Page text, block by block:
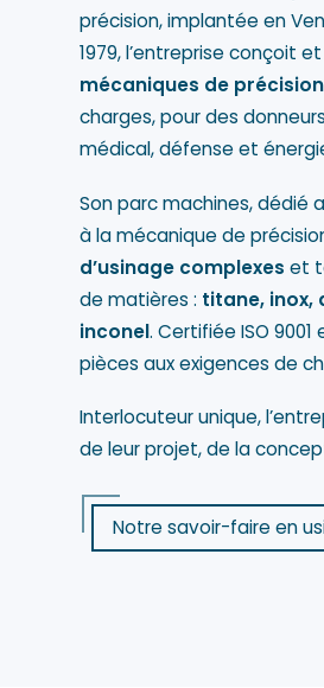
précision,implantée en
1979, l’entreprise conçoit et
mécaniques de précision
charges, pour des
médical, défense et
Son parc machines, dédié
à la mécanique de
d’usinage complexes et
de matières : titane, inox,
inconel. Certifiée ISO 9001
pièces aux exigences de
Interlocuteur unique,
de leur projet, de la
Notre savoir-faire en